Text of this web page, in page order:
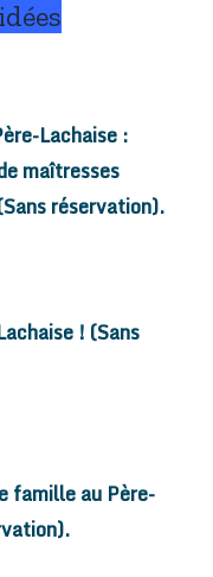
Lachaise :
maîtresses
réservation).
! (Sans
famille au Père-